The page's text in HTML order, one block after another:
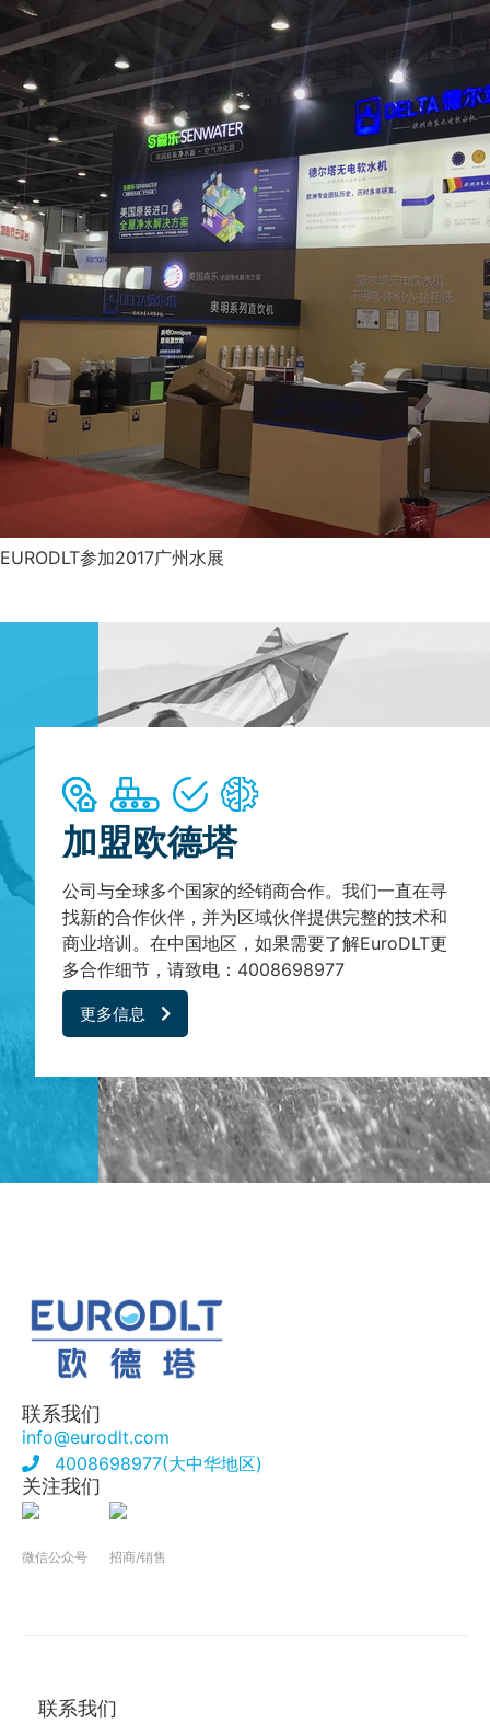
EURODLT参加2017广州水展
加盟欧德塔
公司与全球多个国家的经销商合作。我们一直在寻
找新的合作伙伴，并为区域伙伴提供完整的技术和
商业培训。在中国地区，如果需要了解EuroDLT更
多合作细节，请致电：4008698977
更多信息
联系我们
info@eurodlt.com
4008698977(大中华地区)
关注我们
微信公众号 招商/销售
联系我们